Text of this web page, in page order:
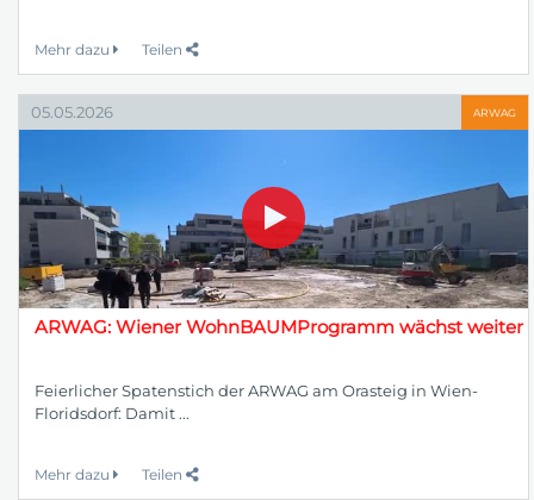
Mehr dazu Teilen
05.05.2026 ARWAG
ARWAG: Wiener WohnBAUMProgramm wächst weiter
Feierlicher Spatenstich der ARWAG am Orasteig in Wien-
Floridsdorf: Damit ...
Mehr dazu Teilen